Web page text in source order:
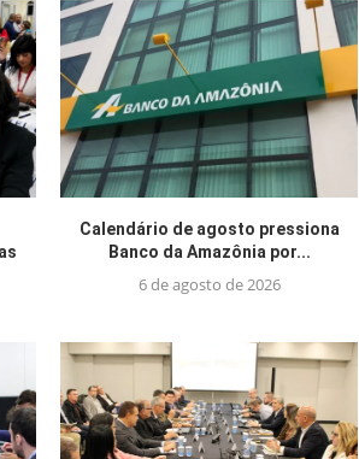
Calendário de agosto pressiona
Banco da Amazônia por...
6 de agosto de 2026